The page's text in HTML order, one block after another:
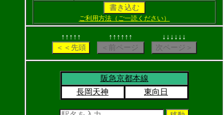
ご利用方法（ご一読ください）
↑↑↑↑↑ ↑↑↑↑↑↑ ↓↓↓↓↓↓
阪急京都本線
長岡天神
東向日